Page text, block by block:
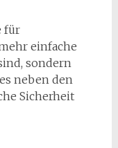
für
einfache
sondern
neben den
Sicherheit